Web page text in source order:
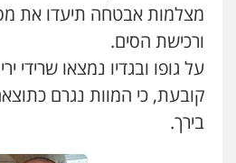
מצלמות אבטחה תיעדו את
ורכישת הסים.
על גופו ובגדיו נמצאו שרידי
קובעת, כי המוות נגרם
בירך.